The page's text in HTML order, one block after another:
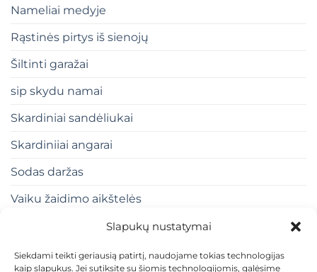
Slapukų nustatymai
Siekdami teikti geriausią patirtį, naudojame tokias technologijas
kaip slapukus. Jei sutiksite su šiomis technologijomis, galėsime
Nameliai medyje
Rąstinės pirtys iš sienojų
Šiltinti garažai
sip skydu namai
Skardiniai sandėliukai
Skardiniiai angarai
Sodas daržas
Vaiku žaidimo aikštelės